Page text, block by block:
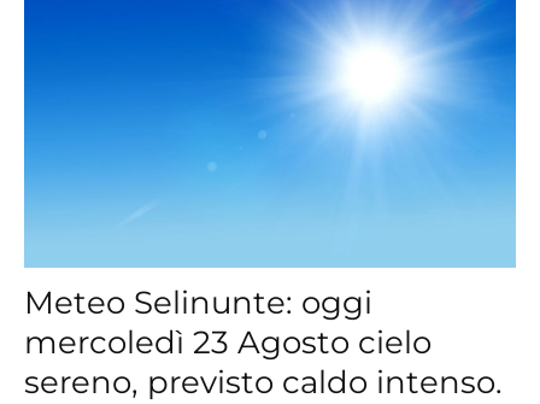
Meteo Selinunte: oggi
mercoledì 23 Agosto cielo
sereno, previsto caldo intenso.